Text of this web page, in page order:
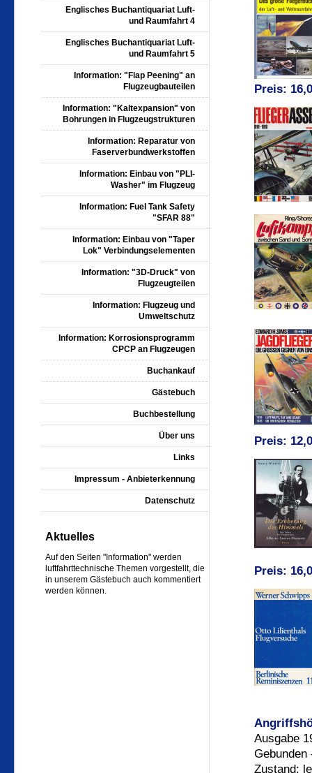
Preis:
Preis:
Preis:
Ausgabe
Zustand:
Englisches Buchantiquariat Luft-
und Raumfahrt 4
Englisches Buchantiquariat Luft-
und Raumfahrt 5
Information: "Flap Peening" an
Flugzeugbauteilen
Information: "Kaltexpansion" von
Bohrungen in Flugzeugstrukturen
Information: Reparatur von
Faserverbundwerkstoffen
Information: Einbau von "PLI-
Washer" im Flugzeug
Information: Fuel Tank Safety
"SFAR 88"
Information: Einbau von "Taper
Lok" Verbindungselementen
Information: "3D-Druck" von
Flugzeugteilen
Information: Flugzeug und
Umweltschutz
Information: Korrosionsprogramm
CPCP an Flugzeugen
Buchankauf
Gästebuch
Buchbestellung
Über uns
Links
Impressum - Anbieterkennung
Datenschutz
Aktuelles
Auf den Seiten "Information" werden
luftfahrttechnische Themen vorgestellt, die
in unserem Gästebuch auch kommentiert
werden können.